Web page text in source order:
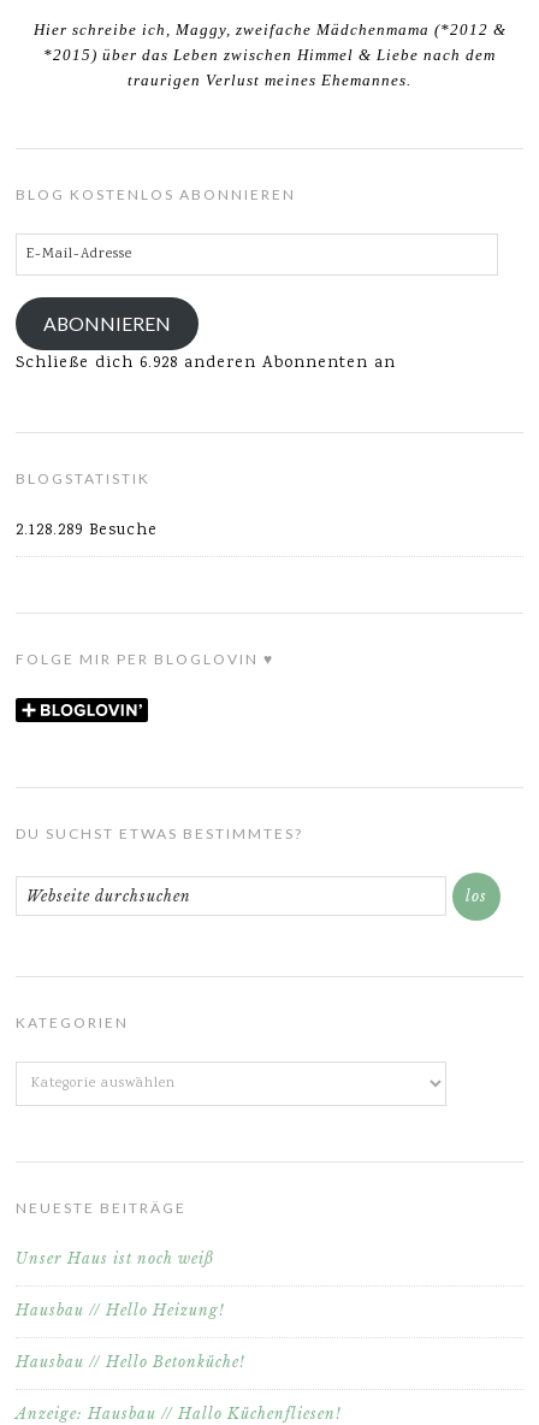
Hier schreibe ich, Maggy, zweifache Mädchenmama (*2012 &
*2015) über das Leben zwischen Himmel & Liebe nach dem
traurigen Verlust meines Ehemannes.
BLOG KOSTENLOS ABONNIEREN
E-
Mail-
Adresse
ABONNIEREN
Schließe dich 6.928 anderen Abonnenten an
BLOGSTATISTIK
2.128.289 Besuche
FOLGE MIR PER BLOGLOVIN ♥
DU SUCHST ETWAS BESTIMMTES?
KATEGORIEN
Kategorien
NEUESTE BEITRÄGE
Unser Haus ist noch weiß
Hausbau // Hello Heizung!
Hausbau // Hello Betonküche!
Anzeige: Hausbau // Hallo Küchenfliesen!